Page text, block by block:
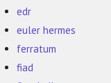
edr
euler hermes
ferratum
fiad